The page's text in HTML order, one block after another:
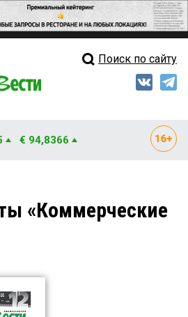
Свежий выпуск
Рейтинги
Поиск по сайту
€ 94,8366
«Коммерческие